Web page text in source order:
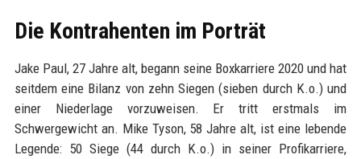
Die Kontrahenten im Porträt
Jake Paul, 27 Jahre alt, begann seine Boxkarriere 2020 und hat
seitdem eine Bilanz von zehn Siegen (sieben durch K.o.) und
einer Niederlage vorzuweisen. Er tritt erstmals im
Schwergewicht an. Mike Tyson, 58 Jahre alt, ist eine lebende
Legende: 50 Siege (44 durch K.o.) in seiner Profikarriere,